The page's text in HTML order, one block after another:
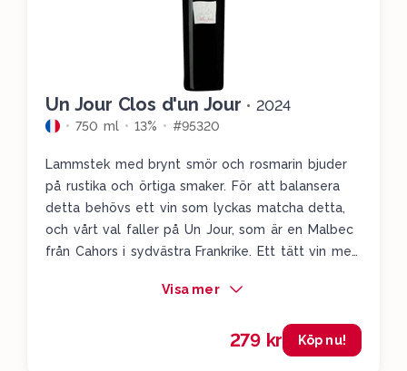
Un Jour Clos d'un Jour • 2024
750 ml 13% #95320
Lammstek med brynt smör och rosmarin bjuder
på rustika och örtiga smaker. För att balansera
detta behövs ett vin som lyckas matcha detta,
och vårt val faller på Un Jour, som är en Malbec
från Cahors i sydvästra Frankrike. Ett tätt vin med
skogstoner av svarta vinbär, örter, kvistar och
Visa mer
279 kr Köp nu!